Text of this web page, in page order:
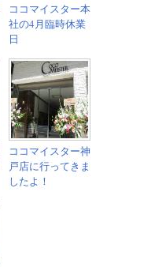
ココマイスター本
社の4月臨時休業
日
ココマイスター神
戸店に行ってきま
したよ！